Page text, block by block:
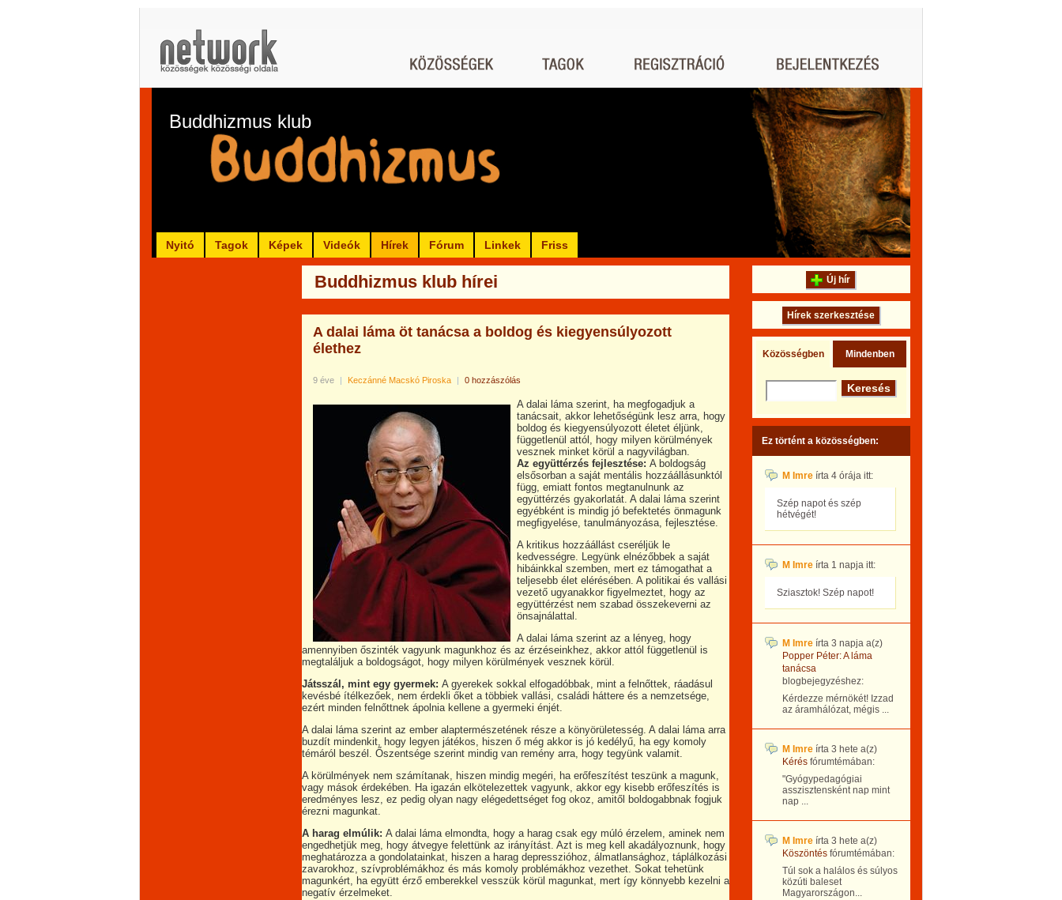
Buddhizmus klub
Nyitó Tagok Képek Videók Hírek Fórum Linkek Friss
Buddhizmus klub hírei
A dalai láma öt tanácsa a boldog és kiegyensúlyozott
élethez
9 éve | Keczánné Macskó Piroska | 0 hozzászólás
A dalai láma szerint, ha megfogadjuk a
tanácsait, akkor lehetőségünk lesz arra, hogy
boldog és kiegyensúlyozott életet éljünk,
függetlenül attól, hogy milyen körülmények
vesznek minket körül a nagyvilágban.
Az együttérzés fejlesztése: A boldogság
elsősorban a saját mentális hozzáállásunktól
függ, emiatt fontos megtanulnunk az
együttérzés gyakorlatát. A dalai láma szerint
egyébként is mindig jó befektetés önmagunk
megfigyelése, tanulmányozása, fejlesztése.
A kritikus hozzáállást cseréljük le
kedvességre. Legyünk elnézőbbek a saját
hibáinkkal szemben, mert ez támogathat a
teljesebb élet elérésében. A politikai és vallási
vezető ugyanakkor figyelmeztet, hogy az
együttérzést nem szabad összekeverni az
önsajnálattal.
A dalai láma szerint az a lényeg, hogy
amennyiben őszinték vagyunk magunkhoz és az érzéseinkhez, akkor attól függetlenül is
megtaláljuk a boldogságot, hogy milyen körülmények vesznek körül.
Játsszál, mint egy gyermek: A gyerekek sokkal elfogadóbbak, mint a felnőttek, ráadásul
kevésbé ítélkezőek, nem érdekli őket a többiek vallási, családi háttere és a nemzetsége,
ezért minden felnőttnek ápolnia kellene a gyermeki énjét.
A dalai láma szerint az ember alaptermészetének része a könyörületesség. A dalai láma arra
buzdít mindenkit, hogy legyen játékos, hiszen ő még akkor is jó kedélyű, ha egy komoly
témáról beszél. Őszentsége szerint mindig van remény arra, hogy tegyünk valamit.
A körülmények nem számítanak, hiszen mindig megéri, ha erőfeszítést teszünk a magunk,
vagy mások érdekében. Ha igazán elkötelezettek vagyunk, akkor egy kisebb erőfeszítés is
eredményes lesz, ez pedig olyan nagy elégedettséget fog okoz, amitől boldogabbnak fogjuk
érezni magunkat.
A harag elmúlik: A dalai láma elmondta, hogy a harag csak egy múló érzelem, aminek nem
engedhetjük meg, hogy átvegye felettünk az irányítást. Azt is meg kell akadályoznunk, hogy
meghatározza a gondolatainkat, hiszen a harag depresszióhoz, álmatlansághoz, táplálkozási
zavarokhoz, szívproblémákhoz és más komoly problémákhoz vezethet. Sokat tehetünk
magunkért, ha együtt érző emberekkel vesszük körül magunkat, mert így könnyebb kezelni a
negatív érzelmeket.
Új hír
Hírek szerkesztése
Közösségben Mindenben
Ez történt a közösségben:
M Imre írta 4 órája itt:
Szép napot és szép
hétvégét!
M Imre írta 1 napja itt:
Sziasztok! Szép napot!
M Imre írta 3 napja a(z)
Popper Péter: A láma
tanácsa
blogbejegyzéshez:
Kérdezze mérnökét! Izzad
az áramhálózat, mégis ...
M Imre írta 3 hete a(z)
Kérés fórumtémában:
"Gyógypedagógiai
asszisztensként nap mint
nap ...
M Imre írta 3 hete a(z)
Köszöntés fórumtémában:
Túl sok a halálos és súlyos
közúti baleset
Magyarországon...